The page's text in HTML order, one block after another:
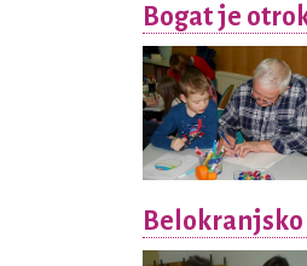
Bogat je